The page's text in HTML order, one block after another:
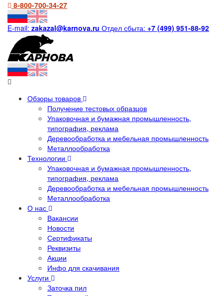
8-800-700-34-27
E-mail: zakazal@karnova.ru Отдел сбыта: +7 (499) 951-88-92
Обзоры товаров
Получение тестовых образцов
Упаковочная и бумажная промышленность,
типография, реклама
Деревообработка и мебельная промышленность
Металлообработка
Технологии
Упаковочная и бумажная промышленность,
типография, реклама
Деревообработка и мебельная промышленность
Металлообработка
О нас
Вакансии
Новости
Сертификаты
Реквизиты
Акции
Инфо для скачивания
Услуги
Заточка пил